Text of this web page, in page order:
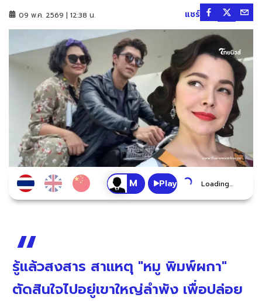
09 พ.ค. 2569 | 12:38 น. แชร์
Play Loading...
รู้แล้วสงสาร สาเเหตุ "หมู พิมพ์ผกา"
ตัดสินใจไปอยู่เขาใหญ่ลำพัง เพื่อปล่อย